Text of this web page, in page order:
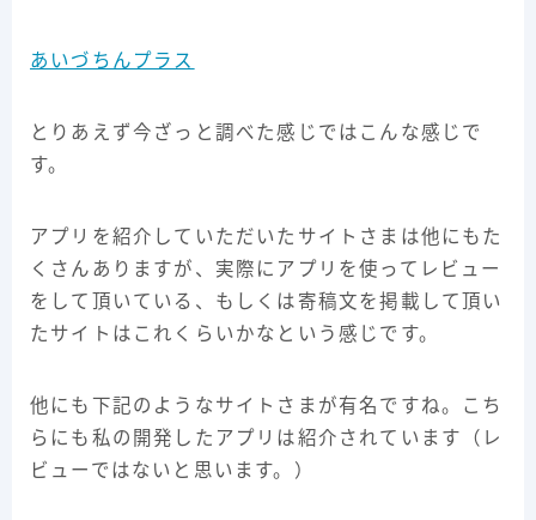
あいづちんプラス
とりあえず今ざっと調べた感じではこんな感じで
す。
アプリを紹介していただいたサイトさまは他にもた
くさんありますが、実際にアプリを使ってレビュー
をして頂いている、もしくは寄稿文を掲載して頂い
たサイトはこれくらいかなという感じです。
他にも下記のようなサイトさまが有名ですね。こち
らにも私の開発したアプリは紹介されています（レ
ビューではないと思います。）